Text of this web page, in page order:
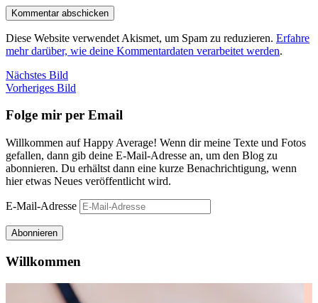
Diese Website verwendet Akismet, um Spam zu reduzieren. Erfahre
mehr darüber, wie deine Kommentardaten verarbeitet werden.
Nächstes Bild
Vorheriges Bild
Folge mir per Email
Willkommen auf Happy Average! Wenn dir meine Texte und Fotos
gefallen, dann gib deine E-Mail-Adresse an, um den Blog zu
abonnieren. Du erhältst dann eine kurze Benachrichtigung, wenn
hier etwas Neues veröffentlicht wird.
E-Mail-Adresse
Abonnieren
Willkommen